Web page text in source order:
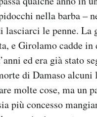
nella barba –
lasciarci le penne.
e Girolamo cadde
ed era già stato
di Damaso alcuni
molte cose, ma un
più concesso